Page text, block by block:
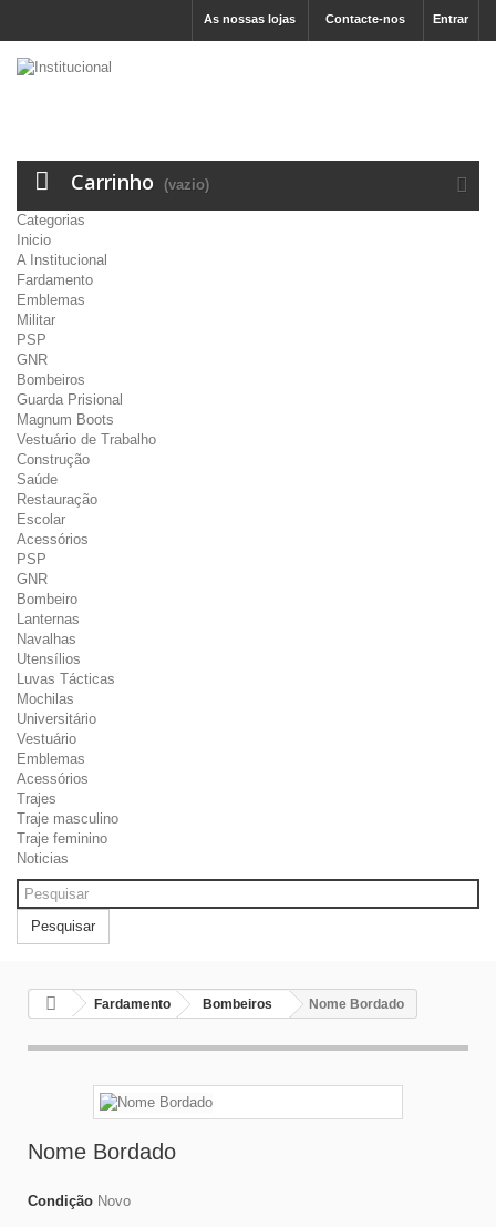
Entrar
Contacte-nos
As nossas lojas
Carrinho (vazio)
Categorias
Inicio
A Institucional
Fardamento
Emblemas
Militar
PSP
GNR
Bombeiros
Guarda Prisional
Magnum Boots
Vestuário de Trabalho
Construção
Saúde
Restauração
Escolar
Acessórios
PSP
GNR
Bombeiro
Lanternas
Navalhas
Utensílios
Luvas Tácticas
Mochilas
Universitário
Vestuário
Emblemas
Acessórios
Trajes
Traje masculino
Traje feminino
Noticias
Pesquisar
Fardamento Bombeiros Nome Bordado
Nome Bordado
Condição Novo